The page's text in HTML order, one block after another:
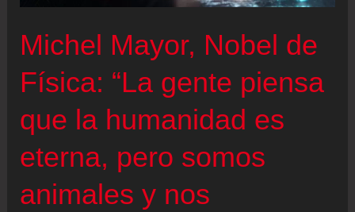
Michel Mayor, Nobel de
Física: “La gente piensa
que la humanidad es
eterna, pero somos
animales y nos